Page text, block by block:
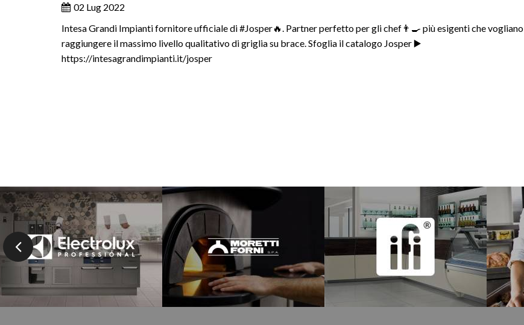
02 Lug 2022
Intesa Grandi Impianti fornitore ufficiale di #Josper🔥. Partner perfetto per gli chef👨‍🍳 più esigenti che vogliano
raggiungere il massimo livello qualitativo di griglia su brace. Sfoglia il catalogo Josper ▶️
https://intesagrandimpianti.it/josper